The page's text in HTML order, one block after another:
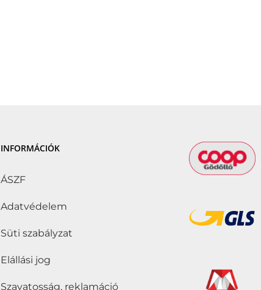
INFORMÁCIÓK
ÁSZF
Adatvédelem
Süti szabályzat
Elállási jog
Szavatosság, reklamáció